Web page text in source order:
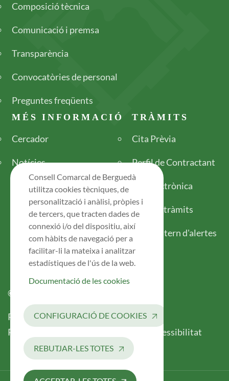
Composició tècnica
Comunicació i premsa
Transparència
Convocatòries de personal
Preguntes freqüents
MÉS INFORMACIÓ
Cercador
Notícies
TRÀMITS
Cita Prèvia
Perfil de Contractant
Seu electrònica
Tots els tràmits
Canal intern d'alertes
© 2026 Consell Comarcal del Berguedà
Legal
Política de PrivacitatAvís Legal
Registre d’Activitats de Tractament
Accessibilitat
Consell Comarcal de Berguedà
utilitza cookies tècniques, de
personalització i anàlisi, pròpies i
de tercers, que tracten dades de
connexió i/o del dispositiu, així
com hàbits de navegació per a
facilitar-li la mateixa i analitzar
estadístiques de l'ús de la web.
Documentació de les cookies
CONFIGURACIÓ DE COOKIES
REBUTJAR-LES TOTES